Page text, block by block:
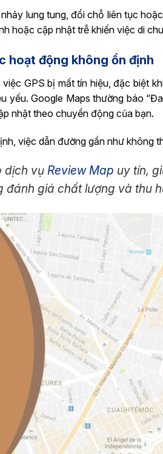
lung tung, đổi chỗ liên tục
hoặc cập nhật trễ khiến việc di
hoạt động không ổn định
GPS bị mất tín hiệu, đặc biệt
yếu. Google Maps thường báo
nhật theo chuyển động của bạn.
việc dẫn đường gần như không
dịch vụ Review Map uy tín,
đánh giá chất lượng và thu